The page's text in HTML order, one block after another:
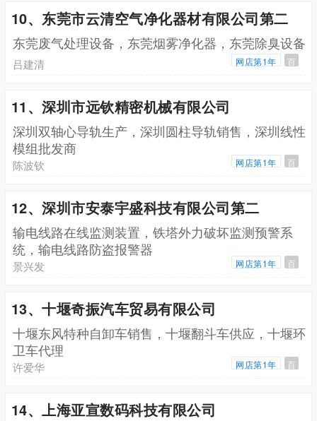
10、东莞市云清空气净化器材有限公司第二
东莞废气处理设备，东莞烟雾净化器，东莞除臭设备
吕建清 网店第1年 百
11、深圳市远钦精密机械有限公司
深圳双轴心导轨生产，深圳圆柱导轨销售，深圳线性
模组批发商
陈波钦 网店第1年 百
12、深圳市安泰宇盛科技有限公司第二
输电线路在线监测装置，铁塔外力破坏监测预警系
统，输电线路防盗报警器
景兴发 网店第1年 百
13、十堰奇振汽车贸易有限公司
十堰东风特种自卸车销售，十堰翻斗车供应，十堰环
卫车代理
许爱华 网店第1年 百
14、上海亚宣数码科技有限公司